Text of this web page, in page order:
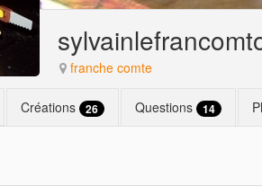
franche comte
Créations 26 Questions 14